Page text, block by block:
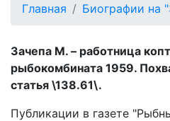
Главная Биографии на
Зачепа М. – работница
рыбокомбината 1959.
статья \138.61\.
Публикации в газете